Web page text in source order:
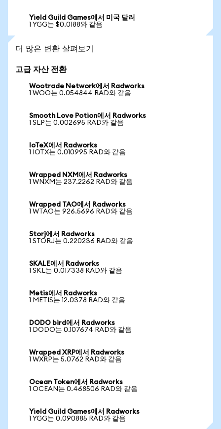
Yield Guild Games에서 미국 달러
1 YGG는 $0.0188와 같음
더 많은 변환 살펴보기
고급 자산 전환
Wootrade Network에서 Radworks
1 WOO는 0.054844 RAD와 같음
Smooth Love Potion에서 Radworks
1 SLP는 0.002695 RAD와 같음
IoTeX에서 Radworks
1 IOTX는 0.010995 RAD와 같음
Wrapped NXM에서 Radworks
1 WNXM는 237.2262 RAD와 같음
Wrapped TAO에서 Radworks
1 WTAO는 926.5696 RAD와 같음
Storj에서 Radworks
1 STORJ는 0.220236 RAD와 같음
SKALE에서 Radworks
1 SKL는 0.017338 RAD와 같음
Metis에서 Radworks
1 METIS는 12.0378 RAD와 같음
DODO bird에서 Radworks
1 DODO는 0.107674 RAD와 같음
Wrapped XRP에서 Radworks
1 WXRP는 5.0762 RAD와 같음
Ocean Token에서 Radworks
1 OCEAN는 0.468506 RAD와 같음
Yield Guild Games에서 Radworks
1 YGG는 0.090885 RAD와 같음